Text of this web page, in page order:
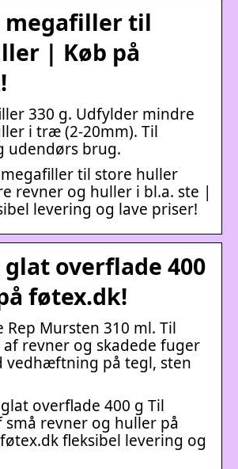
megafiller til
| Køb på
330 g. Udfylder mindre
i træ (2-20mm). Til
udendørs brug.
til store huller
revner og huller i bl.a. ste |
levering og lave priser!
overflade 400
føtex.dk!
Rep Mursten 310 ml. Til
revner og skadede fuger
vedhæftning på tegl, sten
overflade 400 g Til
revner og huller på
fleksibel levering og